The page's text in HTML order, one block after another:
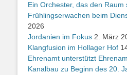
Ein Orchester, das den Raum
Frühlingserwachen beim
2026
Jordanien im Fokus 2. März
Klangfusion im Hollager Hof
Ehrenamt unterstützt
Kanalbau zu Beginn des 20.